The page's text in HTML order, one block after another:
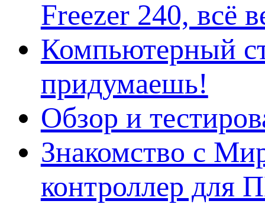
Freezer 240, всё
Компьютерный
придумаешь!
Обзор и
Знакомство с
контроллер для